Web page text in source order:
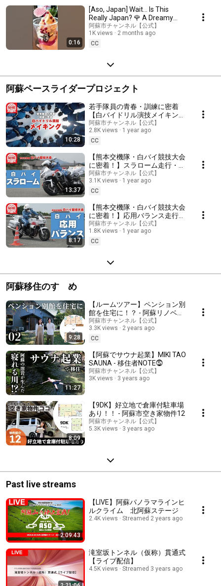
0:16
[Aso, Japan] Wait… Is This
Really Japan? 🌹 A Dreamy
Rose Garden in Spring
阿蘇市チャンネル【公式】
1K views
2 months ago
CC
阿蘇ペースライダープロジェクト
10:28
若手隊員の青春・訓練に密着
【白バイドリル演技メイキン
グ】
阿蘇市チャンネル【公式】
2.8K views
1 year ago
CC
13:37
【熊本交機隊・白バイ競技大会
に密着！】スラローム走行・解
説
阿蘇市チャンネル【公式】
3.1K views
1 year ago
CC
8:17
【熊本交機隊・白バイ競技大会
に密着！】応用バランス走行・
解説
阿蘇市チャンネル【公式】
1.8K views
1 year ago
CC
阿蘇移住のすゝめ
9:28
【ルームツアー】ペンション別
館を住宅に！？ - 阿蘇リノベー
ション住宅02
阿蘇市チャンネル【公式】
3.3K views
2 years ago
CC
11:27
【阿蘇でサウナ起業】MIKI TAO
SAUNA - 移住者NOTE⓹
阿蘇市チャンネル【公式】
3K views
3 years ago
8:09
【9DK】好立地で倉庫付駐車場
あり！！ - 阿蘇市空き家物件12
阿蘇市チャンネル【公式】
5.3K views
3 years ago
Past live streams
2:09:43
【LIVE】阿蘇パノラマラインヒ
ルクライム 北阿蘇ステージ
2.4K views Streamed 2 years ago
滝室坂トンネル（仮称）貫通式
【ライブ配信】
4.5K views Streamed 3 years ago